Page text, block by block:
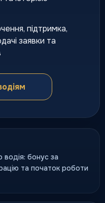
підтримка,
заявки та
бонус за
та початок роботи